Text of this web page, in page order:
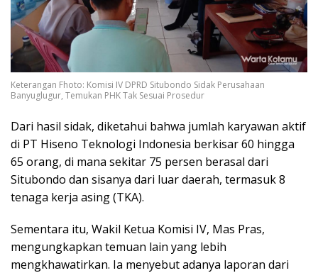
Keterangan Fhoto: Komisi IV DPRD Situbondo Sidak Perusahaan
Banyuglugur, Temukan PHK Tak Sesuai Prosedur
Dari hasil sidak, diketahui bahwa jumlah karyawan aktif
di PT Hiseno Teknologi Indonesia berkisar 60 hingga
65 orang, di mana sekitar 75 persen berasal dari
Situbondo dan sisanya dari luar daerah, termasuk 8
tenaga kerja asing (TKA).
Sementara itu, Wakil Ketua Komisi IV, Mas Pras,
mengungkapkan temuan lain yang lebih
mengkhawatirkan. Ia menyebut adanya laporan dari